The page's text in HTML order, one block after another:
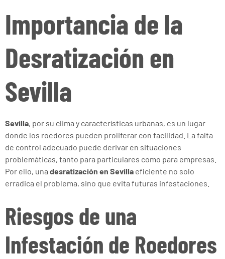
Importancia de la
Desratización en
Sevilla
Sevilla, por su clima y características urbanas, es un lugar
donde los roedores pueden proliferar con facilidad. La falta
de control adecuado puede derivar en situaciones
problemáticas, tanto para particulares como para empresas.
Por ello, una desratización en Sevilla eficiente no solo
erradica el problema, sino que evita futuras infestaciones.
Riesgos de una
Infestación de Roedores